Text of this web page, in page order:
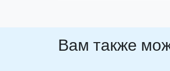
Вам также